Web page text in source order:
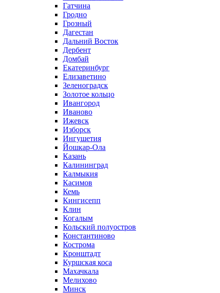
Гатчина
Гродно
Грозный
Дагестан
Дальний Восток
Дербент
Домбай
Екатеринбург
Елизаветино
Зеленоградск
Золотое кольцо
Ивангород
Иваново
Ижевск
Изборск
Ингушетия
Йошкар-Ола
Казань
Калининград
Калмыкия
Касимов
Кемь
Кингисепп
Клин
Когалым
Кольский полуостров
Константиново
Кострома
Кронштадт
Куршская коса
Махачкала
Мелихово
Минск